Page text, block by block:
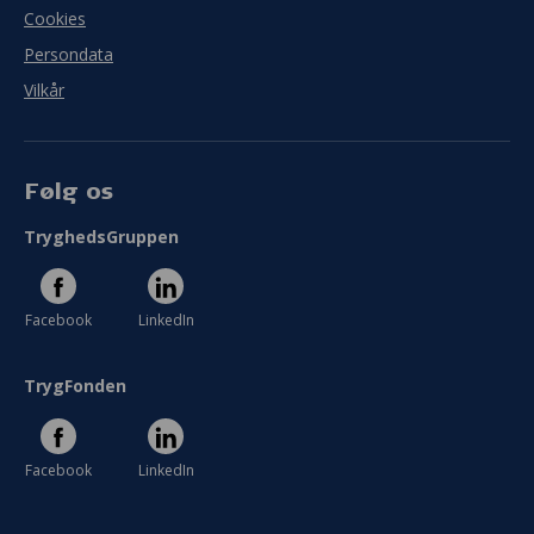
Cookies
Persondata
Vilkår
Følg os
TryghedsGruppen
Facebook LinkedIn
TrygFonden
Facebook LinkedIn